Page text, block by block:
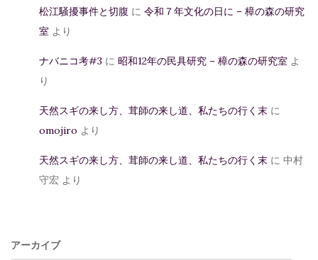
松江騒擾事件と切腹 に 令和７年文化の日に – 樟の森の研究
室 より
ナバニコ考#3 に 昭和12年の民具研究 – 樟の森の研究室 よ
り
天然スギの来し方、茸師の来し道、私たちの行く末 に
omojiro より
天然スギの来し方、茸師の来し道、私たちの行く末 に 中村
守宏 より
アーカイブ